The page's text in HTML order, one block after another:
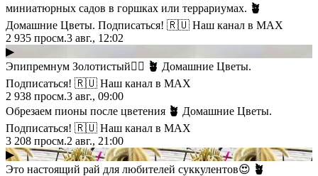
миниатюрных садов в горшках или террариумах. 🪴
Домашние Цветы. Подписаться! 🇷🇺 Наш канал в МАХ
2 935 просм.3 авг., 12:02
▶
Эпипремнум Золотистый👍🏻 🪴 Домашние Цветы.
Подписаться! 🇷🇺 Наш канал в МАХ
2 938 просм.3 авг., 09:00
Обрезаем пионы после цветения 🪴 Домашние Цветы.
Подписаться! 🇷🇺 Наш канал в МАХ
3 208 просм.2 авг., 21:00
▶
Это настоящий рай для любителей суккулентов😍 🪴